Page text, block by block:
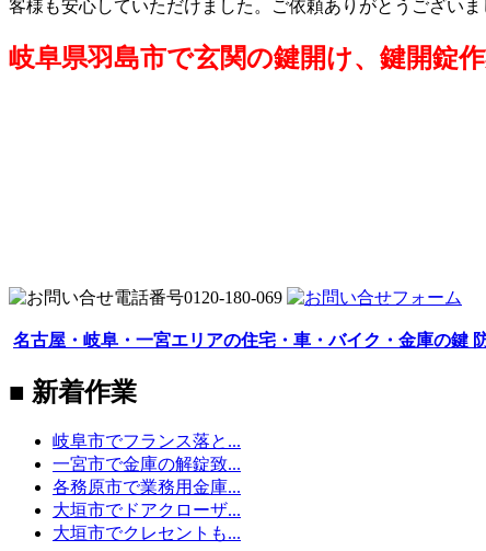
客様も安心していただけました。ご依頼ありがとうございま
岐阜県羽島市で玄関の鍵開け、鍵開錠
名古屋・岐阜・一宮エリアの住宅・車・バイク・金庫の鍵
■ 新着作業
岐阜市でフランス落と...
一宮市で金庫の解錠致...
各務原市で業務用金庫...
大垣市でドアクローザ...
大垣市でクレセントも...